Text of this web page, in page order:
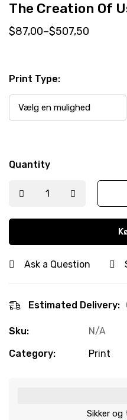
The Creation Of
$87,00–$507,50
Print Type:
Quantity
Ask a Question
Estimated Delivery:
Sku:
N/A
Category:
Print
Sikker